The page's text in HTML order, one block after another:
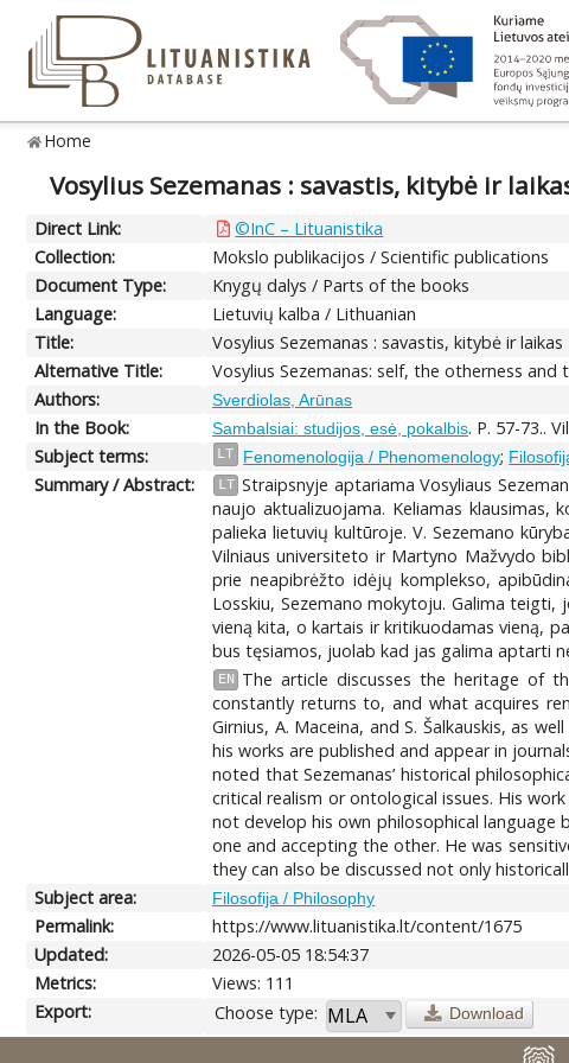
Home
Vosylius Sezemanas : savastis, kitybė ir
Direct Link:
©InC – Lituanistika
Collection:
Mokslo publikacijos / Scientific publications
Document Type:
Knygų dalys / Parts of the books
Language:
Lietuvių kalba / Lithuanian
Title:
Vosylius Sezemanas : savastis, kitybė ir laikas
Alternative Title:
Vosylius Sezemanas: self, the otherness and
Authors:
Sverdiolas, Arūnas
In the Book: Sambalsiai: studijos, esė, pokalbis. P. 57-73..
Subject terms:
LT Fenomenologija / Phenomenology;
Summary / Abstract: LT Straipsnyje aptariama Vosyliaus
naujo aktualizuojama. Keliamas klausimas,
palieka lietuvių kultūroje. V. Sezemano
Vilniaus universiteto ir Martyno Mažvydo
prie neapibrėžto idėjų komplekso,
Losskiu, Sezemano mokytoju. Galima
vieną kita, o kartais ir kritikuodamas vieną,
bus tęsiamos, juolab kad jas galima aptarti
EN
The article discusses the heritage of
constantly returns to, and what acquires
Girnius, A. Maceina, and S. Šalkauskis, as
his works are published and appear in
noted that Sezemanas’ historical
critical realism or ontological issues. His
not develop his own philosophical
one and accepting the other. He was
they can also be discussed not only
Subject area:
Filosofija / Philosophy
Permalink:
https://www.lituanistika.lt/content/1675
Updated:
2026-05-05 18:54:37
Metrics:
Views: 111
Export:
Choose type: Download